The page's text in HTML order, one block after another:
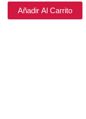
Añadir Al Carrito